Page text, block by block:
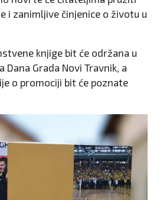
i zanimljive činjenice o životu u
knjige bit će održana u
Dana Grada Novi Travnik, a
o promociji bit će poznate